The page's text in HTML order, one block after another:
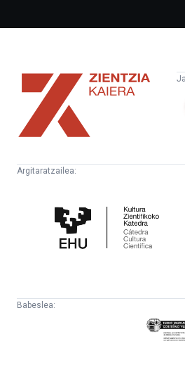
Zientzia
Kaiera
Argitaratzailea:
Zientifikoko
Katedra
Babeslea:
Eusko